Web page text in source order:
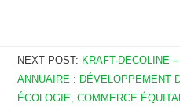
NEXT POST: KRAFT-DECOLINE
ANNUAIRE : DÉVELOPPEMENT
ÉCOLOGIE, COMMERCE